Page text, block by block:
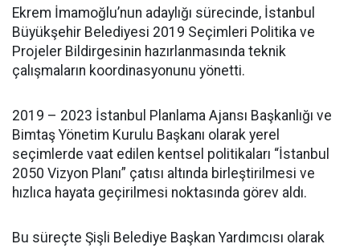
Ekrem İmamoğlu’nun adaylığı sürecinde, İstanbul
Büyükşehir Belediyesi 2019 Seçimleri Politika ve
Projeler Bildirgesinin hazırlanmasında teknik
çalışmaların koordinasyonunu yönetti.
2019 – 2023 İstanbul Planlama Ajansı Başkanlığı ve
Bimtaş Yönetim Kurulu Başkanı olarak yerel
seçimlerde vaat edilen kentsel politikaları “İstanbul
2050 Vizyon Planı” çatısı altında birleştirilmesi ve
hızlıca hayata geçirilmesi noktasında görev aldı.
Bu süreçte Şişli Belediye Başkan Yardımcısı olarak